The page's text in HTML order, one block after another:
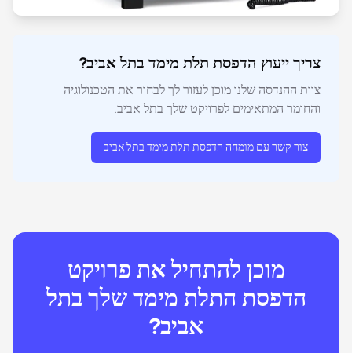
צריך ייעוץ הדפסת תלת מימד בתל אביב?
צוות ההנדסה שלנו מוכן לעזור לך לבחור את הטכנולוגיה
והחומר המתאימים לפרויקט שלך בתל אביב.
צור קשר עם מומחה הדפסת תלת מימד בתל אביב
מוכן להתחיל את פרויקט
הדפסת התלת מימד שלך בתל
אביב?